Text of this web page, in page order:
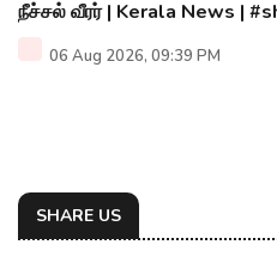
நீச்சல் வீரர் | Kerala News |
06 Aug 2026, 09:39 PM
SHARE US